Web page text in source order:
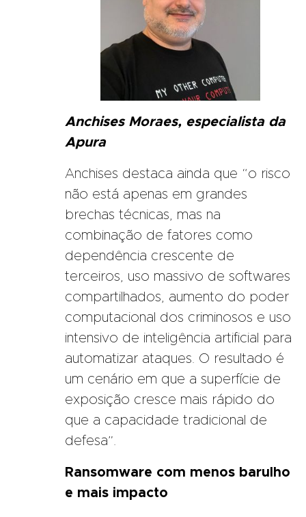
Anchises Moraes, especialista da
Apura
Anchises destaca ainda que “o risco
não está apenas em grandes
brechas técnicas, mas na
combinação de fatores como
dependência crescente de
terceiros, uso massivo de softwares
compartilhados, aumento do poder
computacional dos criminosos e uso
intensivo de inteligência artificial para
automatizar ataques. O resultado é
um cenário em que a superfície de
exposição cresce mais rápido do
que a capacidade tradicional de
defesa”.
Ransomware com menos barulho
e mais impacto